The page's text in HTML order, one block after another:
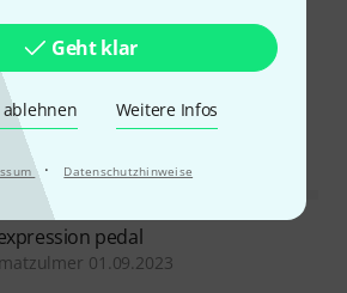
Geht klar
ablehnen Weitere Infos
· Datenschutzhinweise
BEWERTUNG MELDEN
pedal
matzulmer 01.09.2023